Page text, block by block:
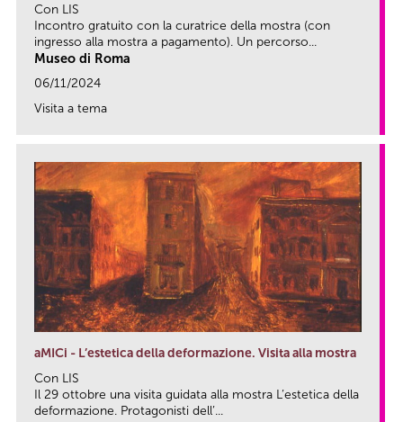
Con LIS
Incontro gratuito con la curatrice della mostra (con
ingresso alla mostra a pagamento). Un percorso...
Museo di Roma
06/11/2024
Visita a tema
aMICi - L’estetica della deformazione. Visita alla mostra
Con LIS
Il 29 ottobre una visita guidata alla mostra L’estetica della
deformazione. Protagonisti dell’...